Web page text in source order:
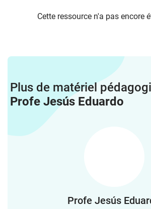
Cette ressource n'a pas encore
Plus de matériel
Profe Jesús Eduardo
Profe Jesús